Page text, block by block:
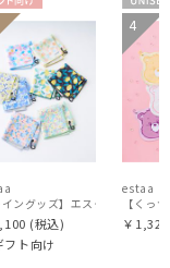
（ケアベアTM）全面プリン
ト
イングッズ】エスタ (estaa) く
(税込)
フト向け
UNISE
X
4
estaa
【くっ
￥1,320